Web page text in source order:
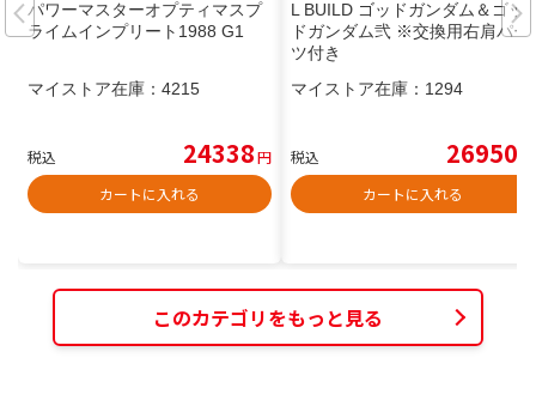
パワーマスターオプティマスプ
ライムインプリート1988 G1
マイストア在庫： 4215
税込 24338円
カートに入れる
L BUILD ゴッドガンダム＆ゴッ
ドガンダム弐 ※交換用右肩パー
ツ付き
マイストア在庫： 1294
税込 26950
カートに入れる
このカテゴリをもっと見る